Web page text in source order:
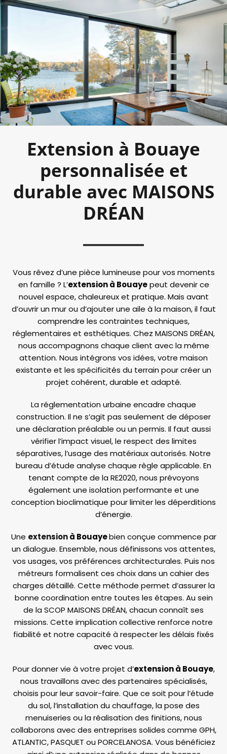
Extension à Bouaye
personnalisée et
durable avec MAISONS
DRÉAN
Vous rêvez d’une pièce lumineuse pour vos moments
en famille ? L’extension à Bouayepeut devenir ce
nouvel espace, chaleureux et pratique. Mais avant
d’ouvrir un mur ou d’ajouter une aile à la maison, il faut
comprendre les contraintes techniques,
réglementaires et esthétiques. Chez MAISONS DRÉAN,
nous accompagnons chaque client avec la même
attention. Nous intégrons vos idées, votre maison
existante et les spécificités du terrain pour créer un
projet cohérent, durable et adapté.
La réglementation urbaine encadre chaque
construction. Il ne s’agit pas seulement de déposer
une déclaration préalable ou un permis. Il faut aussi
vérifier l’impact visuel, le respect des limites
séparatives, l’usage des matériaux autorisés. Notre
bureau d’étude analyse chaque règle applicable. En
tenant compte de la RE2020, nous prévoyons
également une isolation performante et une
conception bioclimatique pour limiter les déperditions
d’énergie.
Une extensionà Bouayebien conçue commence par
un dialogue. Ensemble, nous définissons vos attentes,
vos usages, vos préférences architecturales. Puis nos
métreurs formalisent ces choix dans un cahier des
charges détaillé. Cette méthode permet d’assurer la
bonne coordination entre toutes les étapes. Au sein
de la SCOP MAISONS DRÉAN, chacun connaît ses
missions. Cette implication collective renforce notre
fiabilité et notre capacité à respecter les délais fixés
avec vous.
Pour donner vie à votre projet d’extension à Bouaye,
nous travaillons avec des partenaires spécialisés,
choisis pour leur savoir-faire. Que ce soit pour l’étude
du sol, l’installation du chauffage, la pose des
menuiseries ou la réalisation des finitions, nous
collaborons avec des entreprises solides comme GPH,
ATLANTIC, PASQUET ou PORCELANOSA. Vous bénéficiez